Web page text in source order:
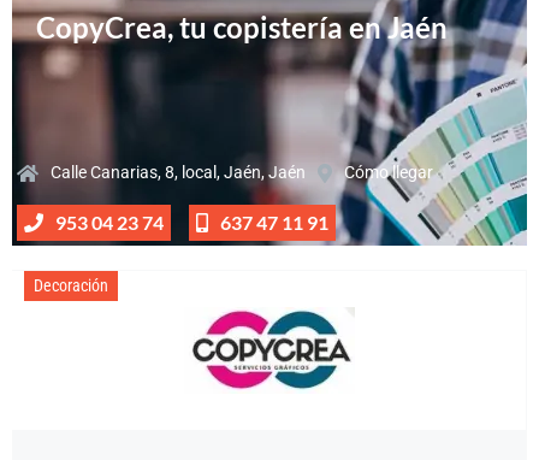
CopyCrea, tu copistería en Jaén
Calle Canarias, 8, local, Jaén, Jaén Cómo llegar
953 04 23 74 637 47 11 91
Decoración